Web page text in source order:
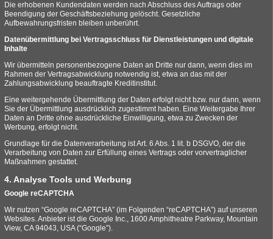
Die erhobenen Kundendaten werden nach Abschluss des Auftrags oder
Beendigung der Geschäftsbeziehung gelöscht. Gesetzliche
Aufbewahrungsfristen bleiben unberührt.
Datenübermittlung bei Vertragsschluss für Dienstleistungen und digitale
Inhalte
Wir übermitteln personenbezogene Daten an Dritte nur dann, wenn dies im
Rahmen der Vertragsabwicklung notwendig ist, etwa an das mit der
Zahlungsabwicklung beauftragte Kreditinstitut.
Eine weitergehende Übermittlung der Daten erfolgt nicht bzw. nur dann, wenn
Sie der Übermittlung ausdrücklich zugestimmt haben. Eine Weitergabe Ihrer
Daten an Dritte ohne ausdrückliche Einwilligung, etwa zu Zwecken der
Werbung, erfolgt nicht.
Grundlage für die Datenverarbeitung ist Art. 6 Abs. 1 lit. b DSGVO, der die
Verarbeitung von Daten zur Erfüllung eines Vertrags oder vorvertraglicher
Maßnahmen gestattet.
4. Analyse Tools und Werbung
Google reCAPTCHA
Wir nutzen “Google reCAPTCHA” (im Folgenden “reCAPTCHA”) auf unseren
Websites. Anbieter ist die Google Inc., 1600 Amphitheatre Parkway, Mountain
View, CA 94043, USA (“Google”).